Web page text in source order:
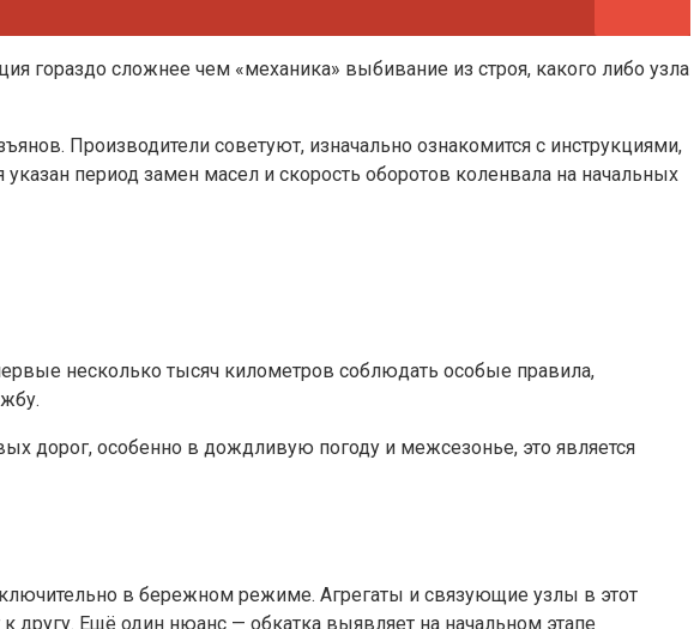
гораздо сложнее чем «механика» выбивание из строя, какого либо узла
Производители советуют, изначально ознакомится с инструкциями,
период замен масел и скорость оборотов коленвала на начальных
несколько тысяч километров соблюдать особые правила,
дорог, особенно в дождливую погоду и межсезонье, это является
в бережном режиме. Агрегаты и связующие узлы в этот
Ещё один нюанс — обкатка выявляет на начальном этапе